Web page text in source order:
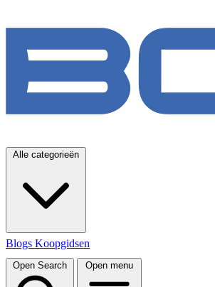
Alle categorieën
Blogs Koopgidsen
Open Search Open menu